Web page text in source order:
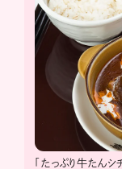
「たっぷり牛たん